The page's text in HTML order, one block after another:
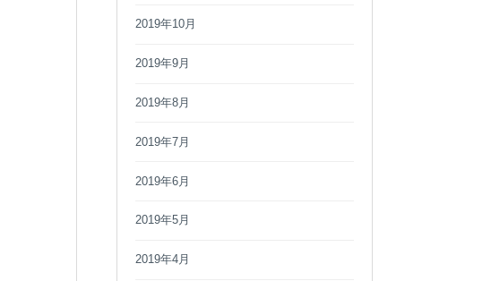
2019年10月
2019年9月
2019年8月
2019年7月
2019年6月
2019年5月
2019年4月